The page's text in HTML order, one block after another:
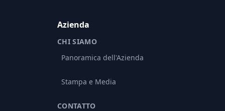
Azienda
CHI SIAMO
Panoramica dell'Azienda
Stampa e Media
CONTATTO